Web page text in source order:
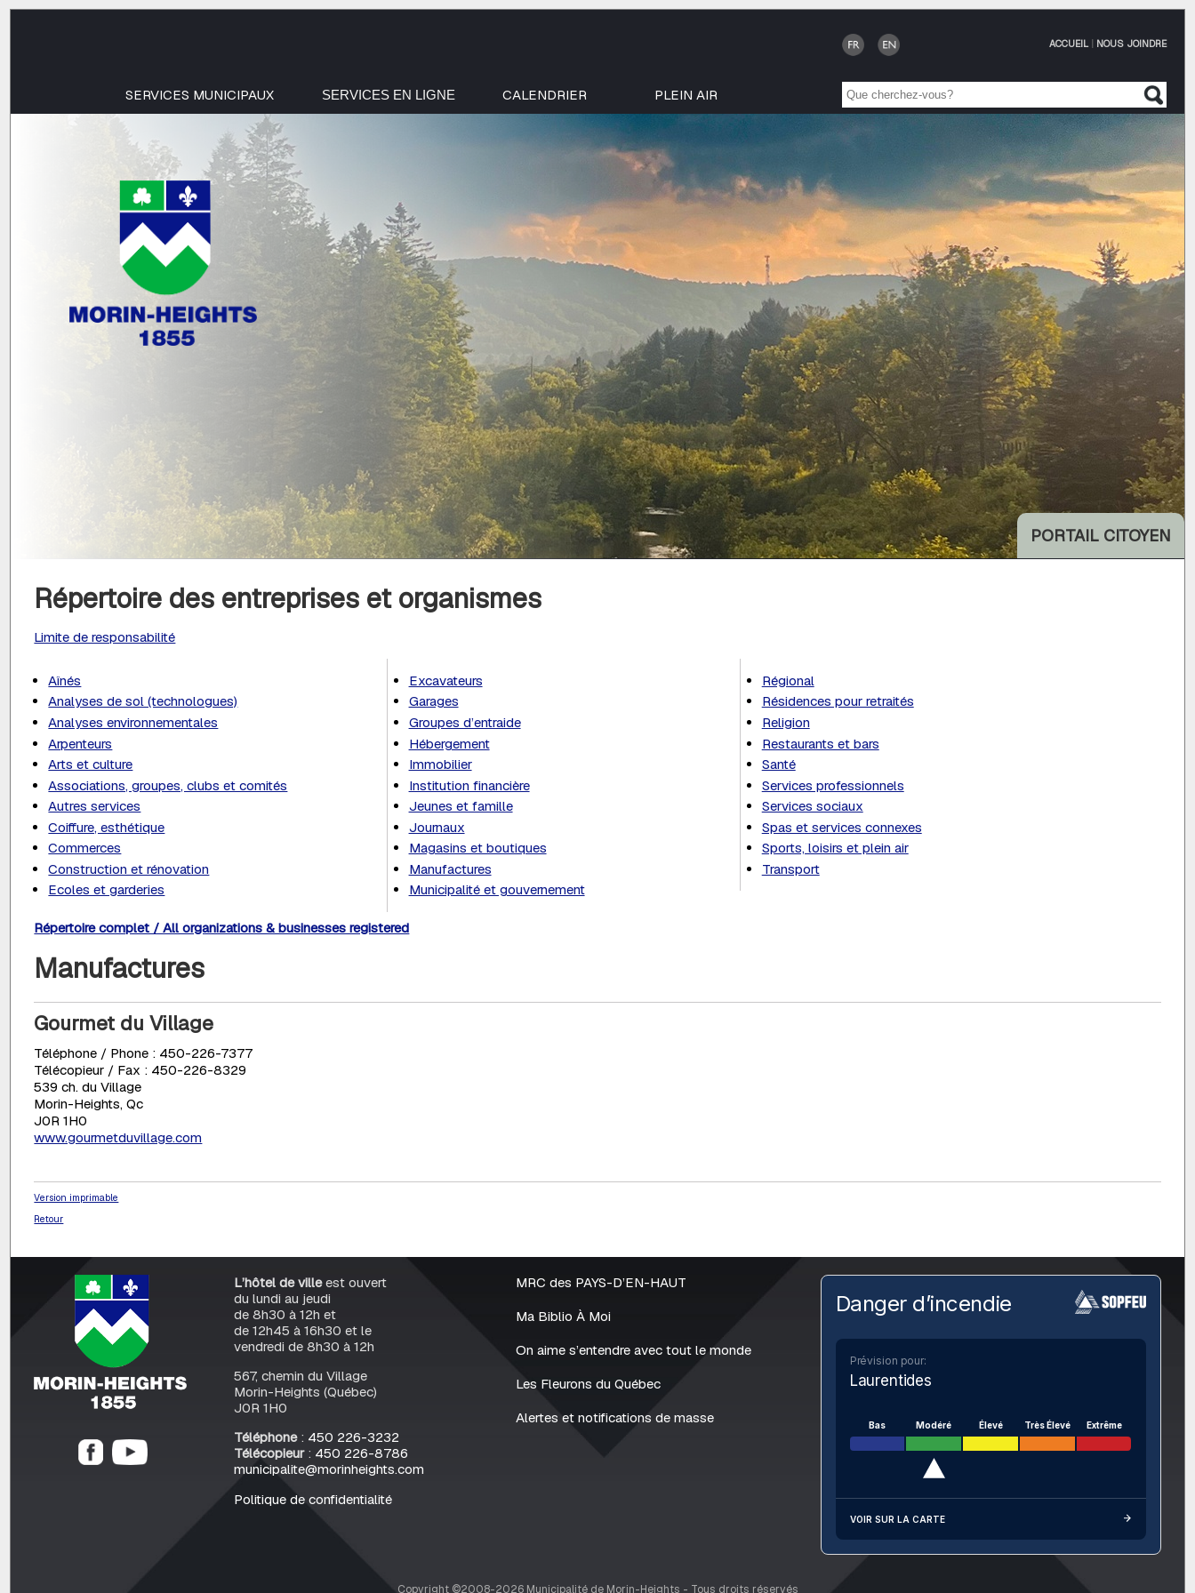
ACCUEIL| NOUS JOINDRE
SERVICES MUNICIPAUX SERVICES EN LIGNE CALENDRIER PLEIN AIR
PORTAIL CITOYEN
Répertoire des entreprises et organismes
Limite de responsabilité
Aînés
Analyses de sol (technologues)
Analyses environnementales
Arpenteurs
Arts et culture
Associations, groupes, clubs et comités
Autres services
Coiffure, esthétique
Commerces
Construction et rénovation
Ecoles et garderies
Excavateurs
Garages
Groupes d’entraide
Hébergement
Immobilier
Institution financière
Jeunes et famille
Journaux
Magasins et boutiques
Manufactures
Municipalité et gouvernement
Régional
Résidences pour retraités
Religion
Restaurants et bars
Santé
Services professionnels
Services sociaux
Spas et services connexes
Sports, loisirs et plein air
Transport
Répertoire complet / All organizations & businesses registered
Manufactures
Gourmet du Village
Téléphone / Phone : 450-226-7377
Télécopieur / Fax : 450-226-8329
539 ch. du Village
Morin-Heights, Qc
J0R 1H0
www.gourmetduvillage.com
Version imprimable
Retour
L’hôtel de villeest ouvert
du lundi au jeudi
de 8h30 à 12h et
de 12h45 à 16h30 et le
vendredi de 8h30 à 12h
567, chemin du Village
Morin-Heights (Québec)
J0R 1H0
Téléphone: 450 226-3232
Télécopieur: 450 226-8786
municipalite@morinheights.com
Politique de confidentialité
MRC des PAYS-D’EN-HAUT
Ma Biblio À Moi
On aime s’entendre avec tout le monde
Les Fleurons du Québec
Alertes et notifications de masse
Danger d’incendie
Prévision pour:
Laurentides
Bas Modéré Élevé Très Élevé Extrême
VOIR SUR LA CARTE
Copyright ©2008-2026 Municipalité de Morin-Heights - Tous droits réservés